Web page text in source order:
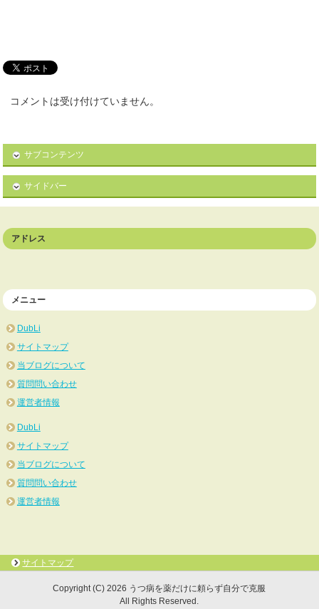
コメントは受け付けていません。
サブコンテンツ
サイドバー
アドレス
メニュー
DubLi
サイトマップ
当ブログについて
質問問い合わせ
運営者情報
DubLi
サイトマップ
当ブログについて
質問問い合わせ
運営者情報
サイトマップ
Copyright (C) 2026 うつ病を薬だけに頼らず自分で克服
All Rights Reserved.